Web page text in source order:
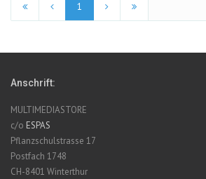
1
Anschrift:
MULTIMEDIASTORE
c/o ESPAS
Pflanzschulstrasse 17
Postfach 1748
CH-8401 Winterthur